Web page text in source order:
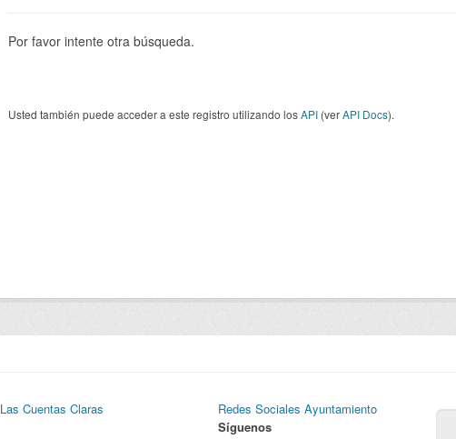
Por favor intente otra búsqueda.
Usted también puede acceder a este registro utilizando losAPI (verAPI Docs).
Las Cuentas Claras
Redes Sociales Ayuntamiento
Síguenos